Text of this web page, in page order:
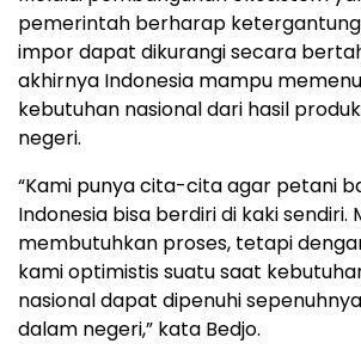
pemerintah berharap
impor dapat dikurangi secara
akhirnya Indonesia mampu
kebutuhan nasional dari hasil
negeri.
“Kami punya cita-cita agar petani
Indonesia bisa berdiri di kaki sendiri.
membutuhkan proses, tetapi
kami optimistis suatu saat
nasional dapat dipenuhi
dalam negeri,” kata Bedjo.